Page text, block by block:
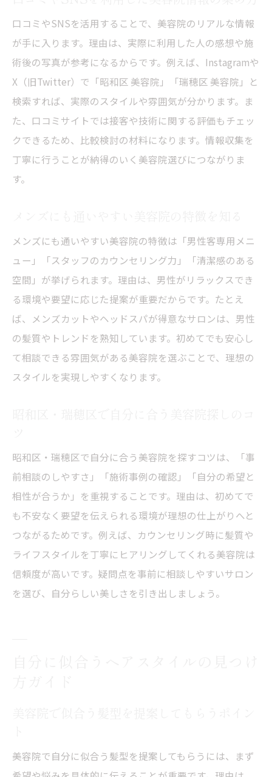
口コミやSNSを活用することで、美容院のリアルな情報
が手に入ります。理由は、実際に利用した人の感想や施
術後の写真が参考になるからです。例えば、Instagramや
X（旧Twitter）で「昭和区 美容院」「瑞穂区 美容院」と
検索すれば、実際のスタイルや雰囲気が分かります。ま
た、口コミサイトでは接客や技術に関する評価もチェッ
クできるため、比較検討の材料になります。情報収集を
丁寧に行うことが納得のいく美容院選びにつながりま
す。
メンズにも通いやすい美容院の特徴は「男性客専用メニ
ュー」「スタッフのカウンセリング力」「清潔感のある
空間」が挙げられます。理由は、男性がリラックスでき
る環境や要望に応じた提案が重要だからです。たとえ
ば、メンズカットやヘッドスパが得意なサロンは、男性
の髪質やトレンドを熟知しています。初めてでも安心し
て相談できる雰囲気がある美容院を選ぶことで、理想の
スタイルを実現しやすくなります。
昭和区・瑞穂区で自分に合う美容院を探すコツは、「事
前相談のしやすさ」「施術事例の確認」「自分の希望と
相性が合うか」を重視することです。理由は、初めてで
も不安なく要望を伝えられる環境が理想の仕上がりへと
つながるためです。例えば、カウンセリング時に髪質や
ライフスタイルを丁寧にヒアリングしてくれる美容院は
信頼度が高いです。疑問点を事前に相談しやすいサロン
を選び、自分らしい美しさを引き出しましょう。
美容院で自分に似合う髪型を提案してもらうには、まず